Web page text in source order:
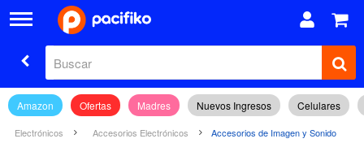
Amazon Ofertas Madres Nuevos Ingresos Celulares
Electrónicos Accesorios Electrónicos Accesorios de Imagen y Sonido